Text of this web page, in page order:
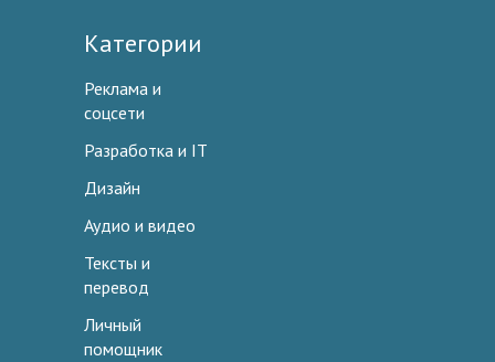
Категории
Реклама и
соцсети
Разработка и IT
Дизайн
Аудио и видео
Тексты и
перевод
Личный
помощник